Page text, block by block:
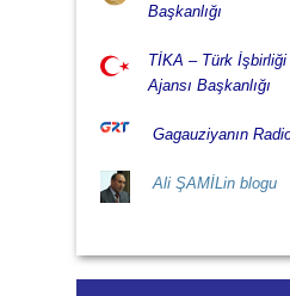
Başkanlığı
TİKA – Türk
Ajansı Başkanlığı
Gagauziyanın
Ali ŞAMİLin blogu